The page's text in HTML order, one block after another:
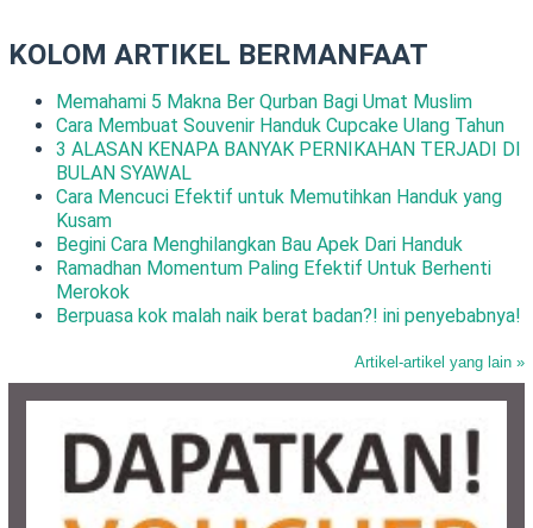
KOLOM ARTIKEL BERMANFAAT
Memahami 5 Makna Ber Qurban Bagi Umat Muslim
Cara Membuat Souvenir Handuk Cupcake Ulang Tahun
3 ALASAN KENAPA BANYAK PERNIKAHAN TERJADI DI
BULAN SYAWAL
Cara Mencuci Efektif untuk Memutihkan Handuk yang
Kusam
Begini Cara Menghilangkan Bau Apek Dari Handuk
Ramadhan Momentum Paling Efektif Untuk Berhenti
Merokok
Berpuasa kok malah naik berat badan?! ini penyebabnya!
Artikel-artikel yang lain »